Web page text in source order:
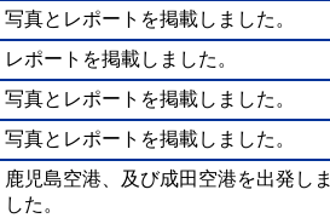
写真とレポートを掲載しました。
レポートを掲載しました。
写真とレポートを掲載しました。
写真とレポートを掲載しました。
鹿児島空港、及び成田空港を出発しま
した。